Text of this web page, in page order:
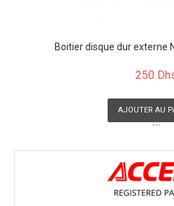
Boitier disque dur externe
250
AJOUTER AU
```